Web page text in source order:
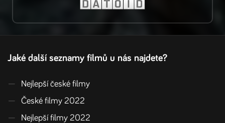
Jaké další seznamy filmů u nás najdete?
—
Nejlepší české filmy
—
České filmy 2022
—
Nejlepší filmy 2022